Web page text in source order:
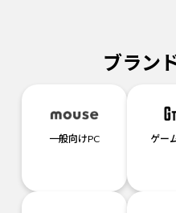
ブラン
一般向けPC ゲー